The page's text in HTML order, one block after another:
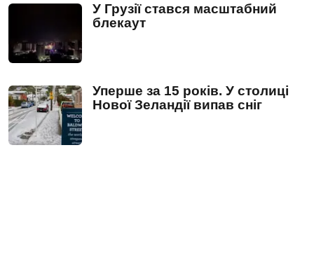
У Грузії стався масштабний
блекаут
Уперше за 15 років. У столиці
Нової Зеландії випав сніг